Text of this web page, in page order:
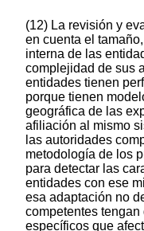
(12) La revisión y
en cuenta el
interna de las
complejidad de sus
entidades tienen
porque tienen
geográfica de las
afiliación al mismo
las autoridades
metodología de los
para detectar las
entidades con ese
esa adaptación no
competentes
específicos que